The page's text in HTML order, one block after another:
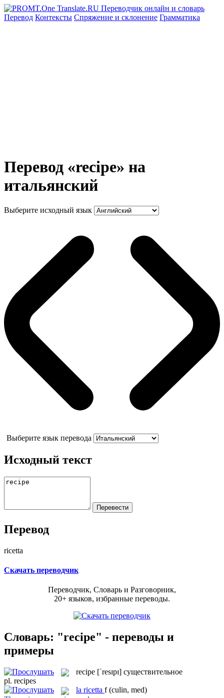
Перевод Контексты Спряжение и склонение Грамматика
Перевод «recipe» на
итальянский
Выберите исходный язык
Выберите язык перевода
Исходный текст
Перевод
ricetta
Скачать переводчик
Переводчик, Словарь и Разговорник,
20+ языков, избранные переводы.
Словарь: "recipe" - переводы и
примеры
recipe [ˈresɪpɪ] существительное
pl. recipes
la ricetta f (culin, med)